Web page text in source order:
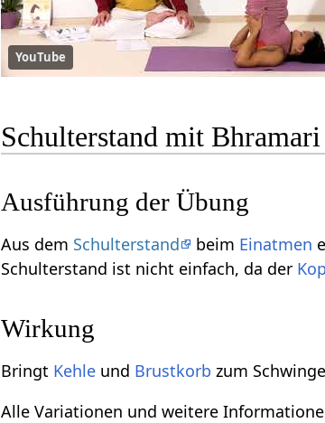
YouTube
Schulterstand mit
Ausführung der Übung
Aus dem Schulterstand beim Einatmen
Schulterstand ist nicht einfach, da der
Wirkung
Bringt Kehle und Brustkorb zum
Alle Variationen und weitere